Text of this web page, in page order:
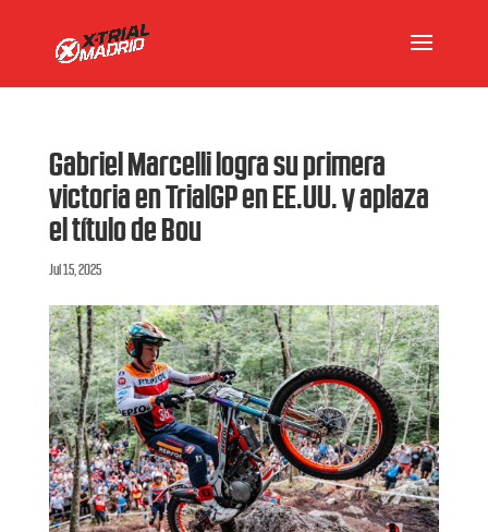
Gabriel Marcelli logra su primera
victoria en TrialGP en EE.UU. y aplaza
el título de Bou
Jul 15, 2025